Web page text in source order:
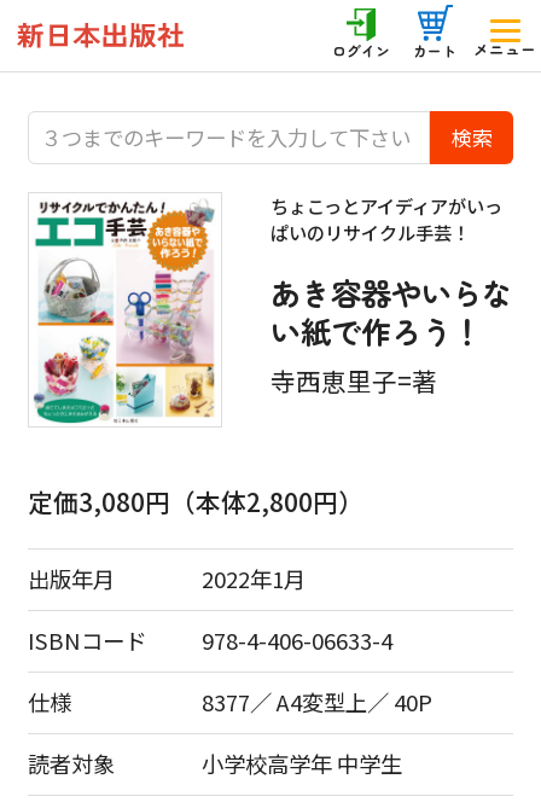
ログイン カート メニュー
ちょこっとアイディアがいっ
ぱいのリサイクル手芸！
あき容器やいらな
い紙で作ろう！
寺西恵里子=著
定価3,080円（本体2,800円）
出版年月
2022年1月
ISBNコード
978-4-406-06633-4
仕様
8377／ A4変型上／ 40P
読者対象
小学校高学年中学生